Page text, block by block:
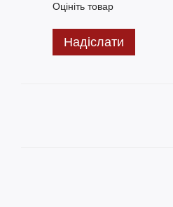
Оцініть товар
Надіслати